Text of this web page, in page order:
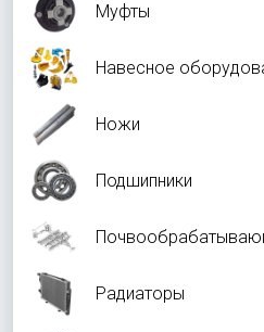
Муфты
Навесное
Ножи
Подшипники
Радиаторы